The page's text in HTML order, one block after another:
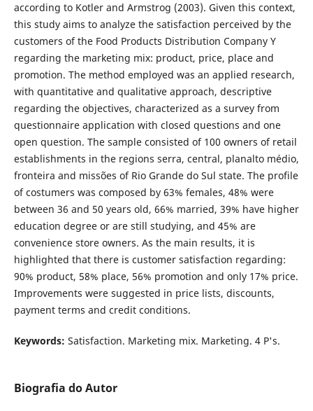
according to Kotler and Armstrog (2003). Given this context,
this study aims to analyze the satisfaction perceived by the
customers of the Food Products Distribution Company Y
regarding the marketing mix: product, price, place and
promotion. The method employed was an applied research,
with quantitative and qualitative approach, descriptive
regarding the objectives, characterized as a survey from
questionnaire application with closed questions and one
open question. The sample consisted of 100 owners of retail
establishments in the regions serra, central, planalto médio,
fronteira and missões of Rio Grande do Sul state. The profile
of costumers was composed by 63% females, 48% were
between 36 and 50 years old, 66% married, 39% have higher
education degree or are still studying, and 45% are
convenience store owners. As the main results, it is
highlighted that there is customer satisfaction regarding:
90% product, 58% place, 56% promotion and only 17% price.
Improvements were suggested in price lists, discounts,
payment terms and credit conditions.
Keywords: Satisfaction. Marketing mix. Marketing. 4 P's.
Biografia do Autor